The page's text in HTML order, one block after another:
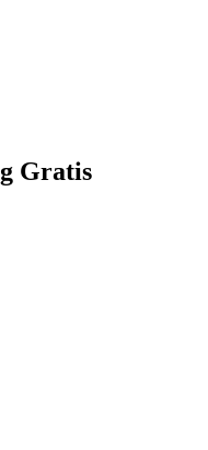
Gratis